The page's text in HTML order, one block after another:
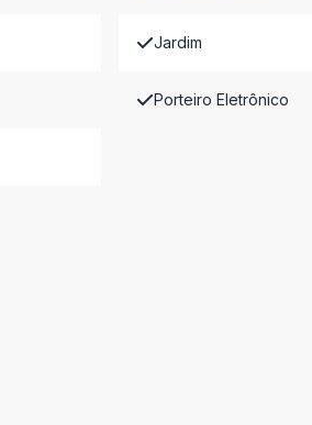
Jardim
Porteiro Eletrônico